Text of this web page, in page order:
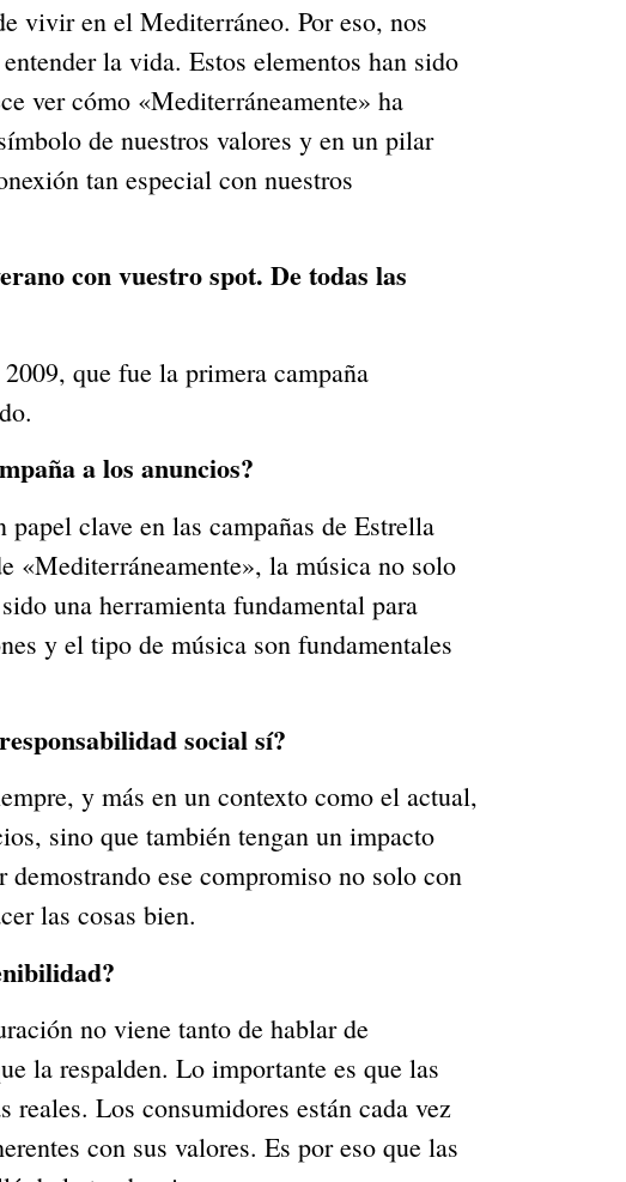
vivir en el Mediterráneo. Por eso, nos
la vida. Estos elementos han sido
ver cómo «Mediterráneamente» ha
de nuestros valores y en un pilar
tan especial con nuestros
con vuestro spot. De todas las
2009, que fue la primera campaña
a los anuncios?
clave en las campañas de Estrella
«Mediterráneamente», la música no solo
una herramienta fundamental para
y el tipo de música son fundamentales
social sí?
y más en un contexto como el actual,
sino que también tengan un impacto
ese compromiso no solo con
las cosas bien.
no viene tanto de hablar de
la respalden. Lo importante es que las
reales. Los consumidores están cada vez
con sus valores. Es por eso que las